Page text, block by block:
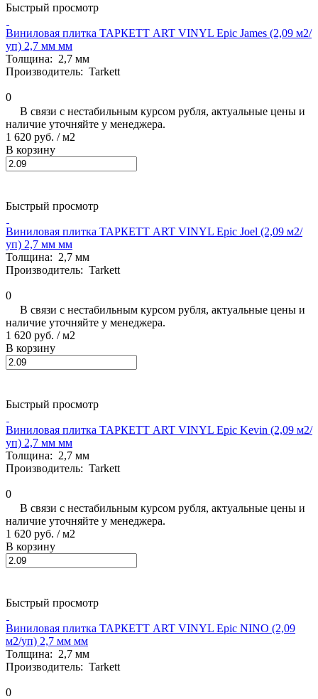
Быстрый просмотр
Виниловая плитка ТАРКЕТТ ART VINYL Epic James (2,09 м2/
уп) 2,7 мм мм
Толщина: 2,7 мм
Производитель: Tarkett
0
В связи с нестабильным курсом рубля, актуальные цены и
наличие уточняйте у менеджера.
1 620 руб. / м2
В корзину
Быстрый просмотр
Виниловая плитка ТАРКЕТТ ART VINYL Epic Joel (2,09 м2/
уп) 2,7 мм мм
Толщина: 2,7 мм
Производитель: Tarkett
0
В связи с нестабильным курсом рубля, актуальные цены и
наличие уточняйте у менеджера.
1 620 руб. / м2
В корзину
Быстрый просмотр
Виниловая плитка ТАРКЕТТ ART VINYL Epic Kevin (2,09 м2/
уп) 2,7 мм мм
Толщина: 2,7 мм
Производитель: Tarkett
0
В связи с нестабильным курсом рубля, актуальные цены и
наличие уточняйте у менеджера.
1 620 руб. / м2
В корзину
Быстрый просмотр
Виниловая плитка ТАРКЕТТ ART VINYL Epic NINO (2,09
м2/уп) 2,7 мм мм
Толщина: 2,7 мм
Производитель: Tarkett
0